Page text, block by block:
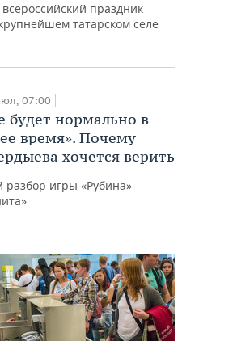
праздник
татарском селе
07:00
будет нормально в
время». Почему
хочется верить
разбор игры «Рубина»